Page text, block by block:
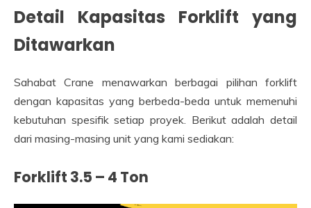
Detail Kapasitas Forklift yang
Ditawarkan
Sahabat Crane menawarkan berbagai pilihan forklift
dengan kapasitas yang berbeda-beda untuk memenuhi
kebutuhan spesifik setiap proyek. Berikut adalah detail
dari masing-masing unit yang kami sediakan:
Forklift 3.5 – 4 Ton